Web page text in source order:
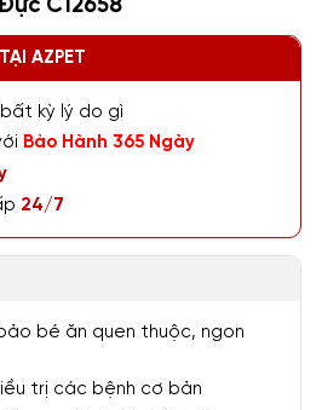
C12658
AZPET
kỳ lý do gì
Bảo Hành 365 Ngày
24/7
bé ăn quen thuộc, ngon
trị các bệnh cơ bản